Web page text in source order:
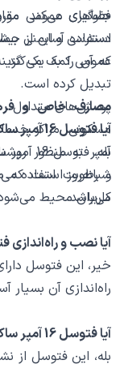
فضاهای عمومی
دسترسی و ایمنی
عمومی کمک می‌کند.
مصارف خاص و
آمپر به منظور
شبانه‌روز استفاده
کاربران محیط
جلوگیری می‌کند.
استفاده آسان از
که آن را به یک
تبدیل کرده است.
پرسش‌های متداول
آیا فتوسل 16 آمپر ساکو قابل استفاده در فضاهای خارجی می‌باشد؟
بله،
و رطوبت است که
می‌باشد.
آیا نصب و راه‌اندازی فتوسل 16 آمپر ساکو
خیر، این فتوسل
راه‌اندازی آن بسیار
آیا فتوسل 16 آمپر ساکو دارای استانداردهای معتبری است؟
بله، این فتوسل از